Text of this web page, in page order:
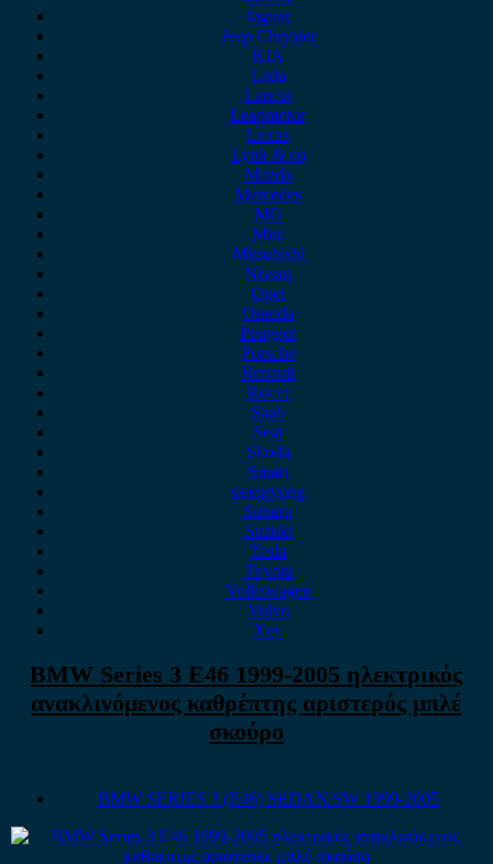
Jaguar
Jeep Chrysler
KIA
Lada
Lancia
Leapmotor
Lexus
Lynk & co
Mazda
Mercedes
MG
Mini
Mitsubishi
Nissan
Opel
Omoda
Peugeot
Porsche
Renault
Rover
Saab
Seat
Skoda
Smart
ssangyong
Subaru
Suzuki
Tesla
Toyota
Volkswagen
Volvo
Xev
BMW Series 3 E46 1999-2005 ηλεκτρικός
ανακλινόμενος καθρέπτης αριστερός μπλέ
σκούρο
BMW SERIES 3 (E46) SEDAN/SW 1999-2005